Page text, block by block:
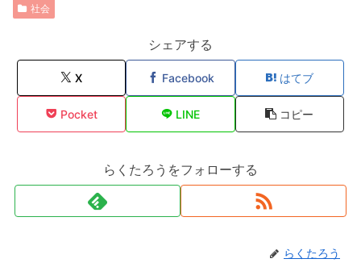
社会
シェアする
X Facebook はてブ
Pocket LINE コピー
らくたろうをフォローする
らくたろう